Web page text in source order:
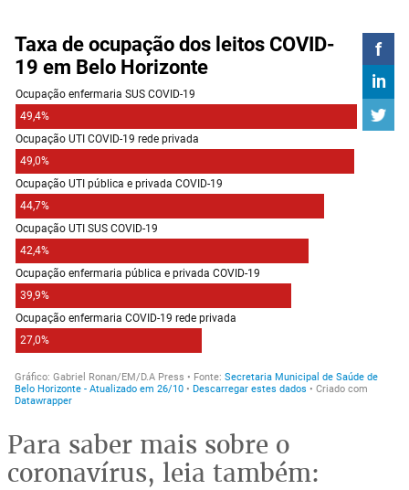
Para saber mais sobre o
coronavírus, leia também: